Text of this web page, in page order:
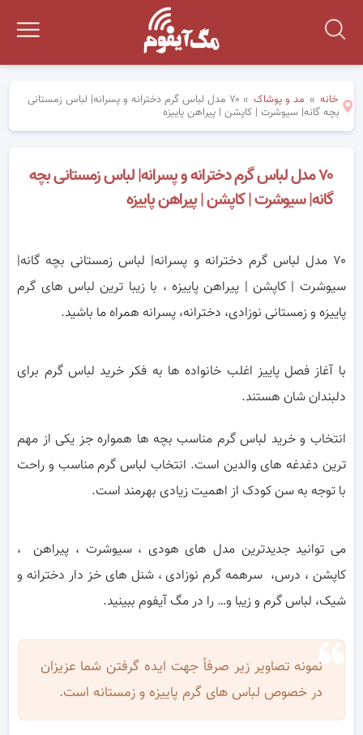
خانه » مد و پوشاک »
۷۰ مدل لباس گرم دخترانه و پسرانه| لباس زمستانی
بچه گانه| سیوشرت | کاپشن | پیراهن پاییزه
۷۰ مدل لباس گرم دخترانه و پسرانه| لباس زمستانی بچه
گانه| سیوشرت | کاپشن | پیراهن پاییزه
۷۰ مدل لباس گرم دخترانه و پسرانه| لباس زمستانی بچه گانه|
سیوشرت | کاپشن | پیراهن پاییزه ، با زیبا ترین لباس های گرم
پاییزه و زمستانی نوزادی، دخترانه، پسرانه همراه ما باشید.
با آغاز فصل پاییز اغلب خانواده ها به فکر خرید لباس گرم برای
دلبندان شان هستند.
انتخاب و خرید لباس گرم مناسب بچه ها همواره جز یکی از مهم
ترین دغدغه های والدین است. انتخاب لباس گرم مناسب و راحت
با توجه به سن کودک از اهمیت زیادی بهرمند است.
می توانید جدیدترین مدل های هودی ، سیوشرت ، پیراهن ،
کاپشن ، درس، سرهمه گرم نوزادی ، شنل های خز دار دخترانه و
شیک، لباس گرم و زیبا و… را در مگ آیفوم ببینید.
نمونه تصاویر زیر صرفاً جهت ایده گرفتن شما عزیزان
در خصوص لباس های گرم پاییزه و زمستانه است.